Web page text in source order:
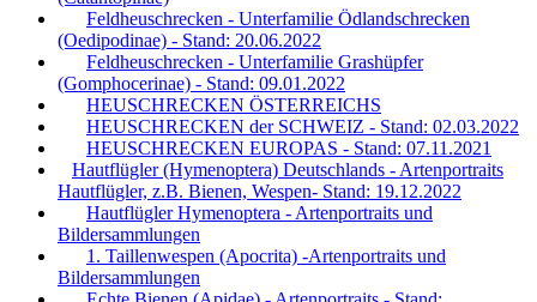
Feldheuschrecken - Unterfamilie Ödlandschrecken
(Oedipodinae) - Stand: 20.06.2022
Feldheuschrecken - Unterfamilie Grashüpfer
(Gomphocerinae) - Stand: 09.01.2022
HEUSCHRECKEN ÖSTERREICHS
HEUSCHRECKEN der SCHWEIZ - Stand: 02.03.2022
HEUSCHRECKEN EUROPAS - Stand: 07.11.2021
Hautflügler (Hymenoptera) Deutschlands - Artenportraits
Hautflügler, z.B. Bienen, Wespen- Stand: 19.12.2022
Hautflügler Hymenoptera - Artenportraits und
Bildersammlungen
1. Taillenwespen (Apocrita) -Artenportraits und
Bildersammlungen